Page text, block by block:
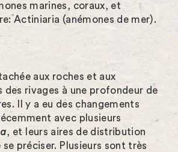
é
a
n
marines, coraux, et
Actiniaria (anémones de mer).
aux roches et aux
des rivages à une profondeur de
Il y a eu des changements
avec plusieurs
, et leurs aires de distribution
préciser. Plusieurs sont très